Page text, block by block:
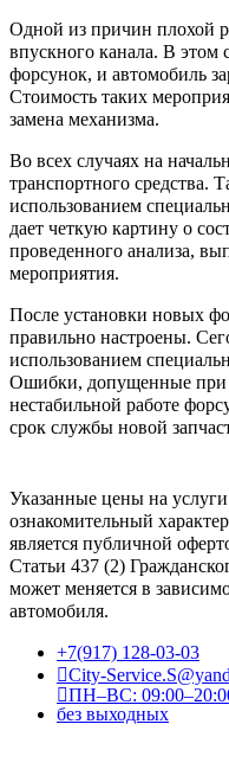
Одной из причин плохой
впускного канала. В этом
форсунок, и автомобиль
Стоимость таких
замена механизма.
Во всех случаях на
транспортного средства.
использованием
дает четкую картину о
проведенного анализа,
мероприятия.
После установки новых
правильно настроены.
использованием
Ошибки, допущенные при
нестабильной работе
срок службы новой
Указанные цены на
ознакомительный
является публичной
Статьи 437 (2)
может меняется в
автомобиля.
+7(917) 128-03-03
City-
ПН–ВС:
без выходных